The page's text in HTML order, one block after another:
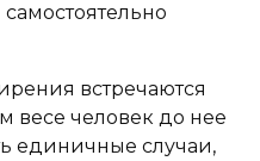
встречаются
весе человек до нее
единичные случаи,